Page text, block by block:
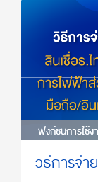
ฟังก์ชันการใช้ง
ฟังก์ชันการใช้ง
วิธีการจ่า